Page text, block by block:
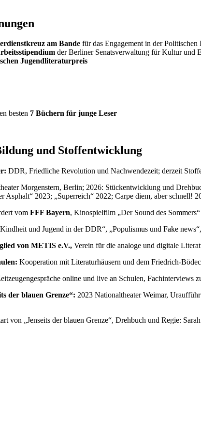
am Bande für das Engagement in der Politischen
der Berliner Senatsverwaltung für Kultur und
Jugendliteraturpreis
besten 7 Büchern für junge Leser
und Stoffentwicklung
DDR, Friedliche Revolution und Nachwendezeit; derzeit
Morgenstern, Berlin; 2026: Stückentwicklung und
Asphalt“ 2023; „Superreich“ 2022; Carpe diem, aber schnell!
vom FFF Bayern, Kinospielfilm „Der Sound des
und Jugend in der DDR“, „Populismus und Fake
von METIS e.V., Verein für die analoge und digitale
Kooperation mit Literaturhäusern und dem Friedrich-
online und live an Schulen,
der blauen Grenze“: 2023 Nationaltheater Weimar,
von „Jenseits der blauen Grenze“, Drehbuch und Regie: